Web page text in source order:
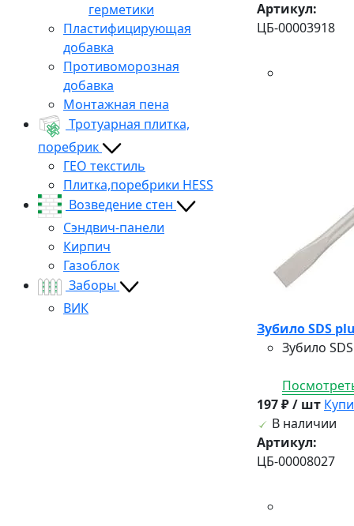
герметики
Пластифицирующая
добавка
Противоморозная
добавка
Монтажная пена
Тротуарная плитка,
поребрик
ГЕО текстиль
Плитка,поребрики HESS
Возведение стен
Сэндвич-панели
Кирпич
Газоблок
Заборы
ВИК
Артикул:
ЦБ-00003918
Зубило SDS
Зубило
197 ₽ / шт
В наличии
Артикул:
ЦБ-00008027